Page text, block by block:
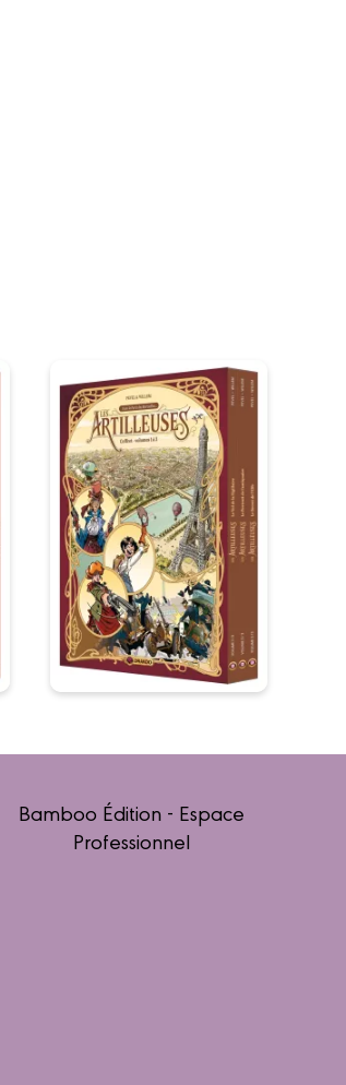
Bamboo Édition - Espace
Professionnel